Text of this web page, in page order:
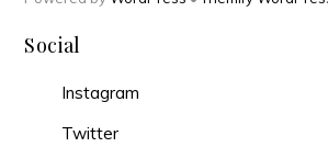
Social
Instagram
Twitter